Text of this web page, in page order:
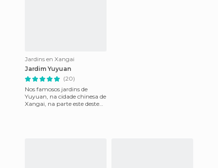
Jardins en Xangai
Jardim Yuyuan
(20)
Nos famosos jardins de
Yuyuan, na cidade chinesa de
Xangai, na parte este deste